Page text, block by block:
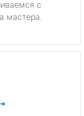
с
мастера.